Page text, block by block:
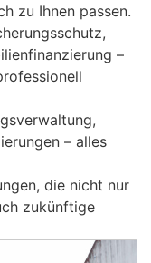
zu Ihnen passen.
–
– alles
die nicht nur
zukünftige